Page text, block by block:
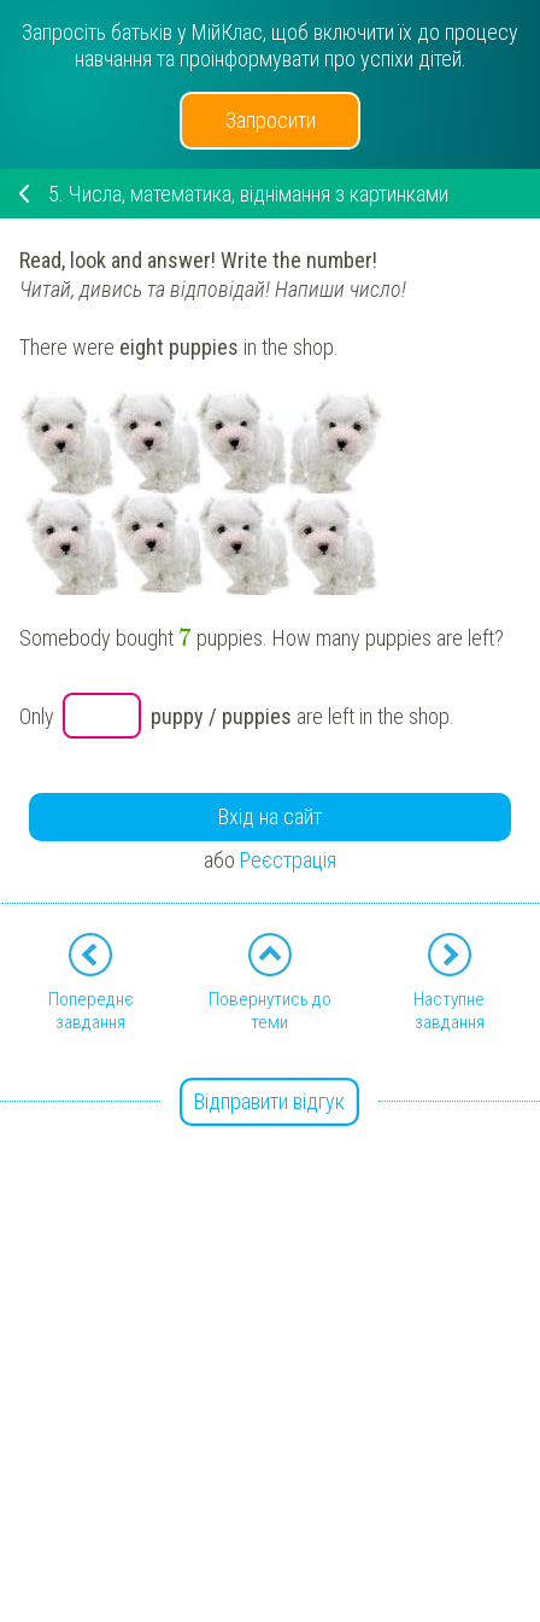
Запросіть батьків у МійКлас, щоб включити їх до процесу
навчання та проінформувати про успіхи дітей.
Запросити
5. Числа, математика, віднімання з картинками
Read, look and answer! Write the number!
Читай, дивись та відповідай! Напиши число!
There were eight puppies in the shop.
Somebody bought 7 puppies. How many puppies are left?
Only puppy / puppies are left in the shop.
Вхід на сайт
або Реєстрація
Попереднє
завдання
Повернутись до
теми
Наступне
завдання
Відправити відгук